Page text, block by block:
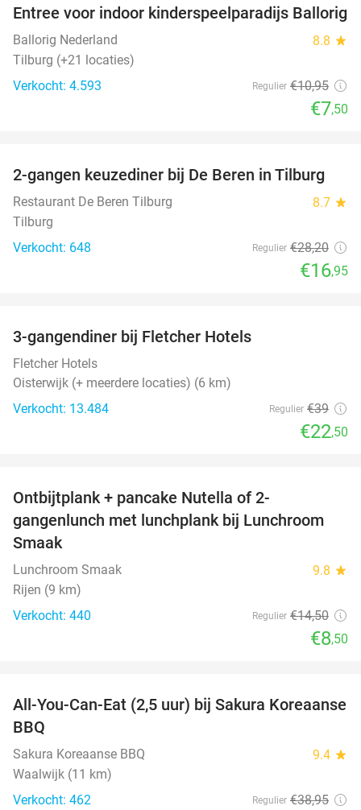
32%
Entree voor indoor kinderspeelparadijs Ballorig
Ballorig Nederland 8.8 star
Tilburg (+21 locaties)
Verkocht: 4.593
Regulier €10,95
€7,50
40%
2-gangen keuzediner bij De Beren in Tilburg
Restaurant De Beren Tilburg 8.7 star
Tilburg
Verkocht: 648
Regulier €28,20
€16,95
3-gangendiner bij Fletcher Hotels
Fletcher Hotels
Oisterwijk (+ meerdere locaties) (6 km)
Verkocht: 13.484
Regulier €39
€22,50
Ontbijtplank + pancake Nutella of 2-
gangenlunch met lunchplank bij Lunchroom
Smaak
Lunchroom Smaak 9.8 star
Rijen (9 km)
Verkocht: 440
Regulier €14,50
€8,50
19%
All-You-Can-Eat (2,5 uur) bij Sakura Koreaanse
BBQ
Sakura Koreaanse BBQ 9.4 star
Waalwijk (11 km)
Verkocht: 462
Regulier €38,95